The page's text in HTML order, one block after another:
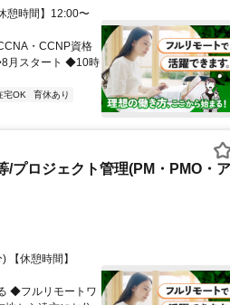
憩時間】12:00〜
・CCNP資格
月スタート ◆10時
宅OK
育休あり
/プロジェクト管理(PM・PMO・ア
【休憩時間】
◆フルリモートワ